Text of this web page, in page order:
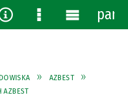
AZBEST
AZBEST
MenuMenu